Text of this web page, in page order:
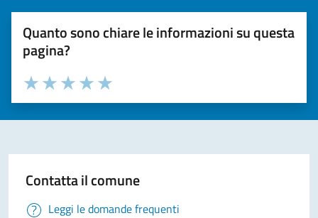
Quanto sono chiare le informazioni su questa
pagina?
Valuta la chiarezza delle informazioni (da 1 a 5 stelle)
Seleziona il numero di stelle per valutare la chiarezza delle
Valuta 5 stelle su 5
Valuta 4 stelle su 5
Valuta 3 stelle su 5
Valuta 2 stelle su 5
Valuta 1 stelle su 5
Contatta il comune
Leggi le domande frequenti